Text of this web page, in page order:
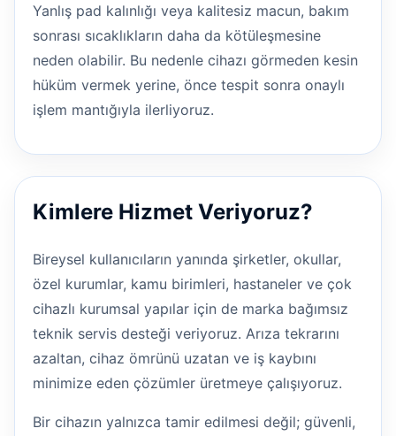
Yanlış pad kalınlığı veya kalitesiz macun, bakım
sonrası sıcaklıkların daha da kötüleşmesine
neden olabilir. Bu nedenle cihazı görmeden kesin
hüküm vermek yerine, önce tespit sonra onaylı
işlem mantığıyla ilerliyoruz.
Kimlere Hizmet Veriyoruz?
Bireysel kullanıcıların yanında şirketler, okullar,
özel kurumlar, kamu birimleri, hastaneler ve çok
cihazlı kurumsal yapılar için de marka bağımsız
teknik servis desteği veriyoruz. Arıza tekrarını
azaltan, cihaz ömrünü uzatan ve iş kaybını
minimize eden çözümler üretmeye çalışıyoruz.
Bir cihazın yalnızca tamir edilmesi değil; güvenli,